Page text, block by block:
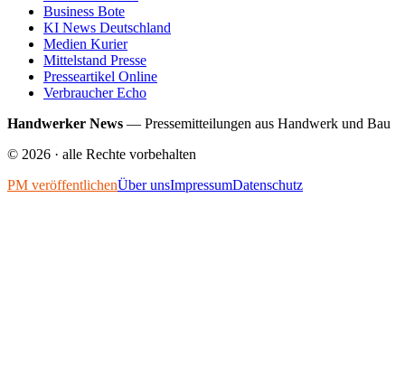
Business Bote
KI News Deutschland
Medien Kurier
Mittelstand Presse
Presseartikel Online
Verbraucher Echo
Handwerker News — Pressemitteilungen aus Handwerk und Bau
© 2026 · alle Rechte vorbehalten
PM veröffentlichenÜber unsImpressumDatenschutz